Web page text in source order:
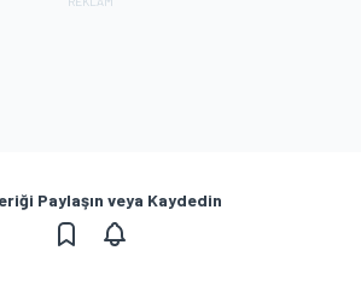
Paylaşın veya Kaydedin